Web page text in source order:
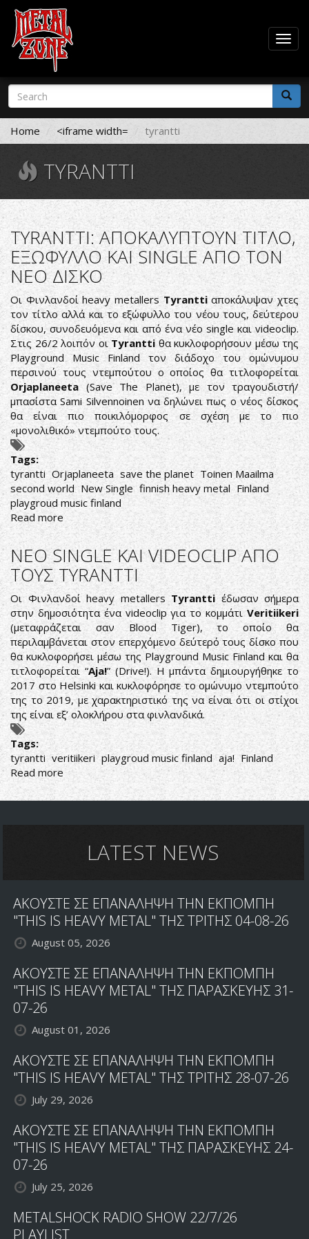
Skip
main
content
Search
form
Search
Home <iframe width= tyrantti
TYRANTTI
TYRANTTI: ΑΠΟΚΑΛΥΠΤΟΥΝ ΤΙΤΛΟ,
ΕΞΩΦΥΛΛΟ ΚΑΙ SINGLE ΑΠΟ ΤΟΝ
ΝΕΟ ΔΙΣΚΟ
Οι Φινλανδοί heavy metallers Tyranttiαποκάλυψαν χτες
τον τίτλο αλλά και το εξώφυλλο του νέου τους, δεύτερου
δίσκου, συνοδευόμενα και από ένα νέο single και videoclip.
Στις 26/2 λοιπόν οιTyranttiθα κυκλοφορήσουν μέσω της
Playground Music Finland τον διάδοχο του ομώνυμου
περσινού τους ντεμπούτου ο οποίος θα τιτλοφορείται
Orjaplaneeta (Save The Planet), με τον τραγουδιστή/
μπασίστα Sami Silvennoinen να δηλώνει πως ο νέος δίσκος
θα είναι πιο ποικιλόμορφος σε σχέση με το πιο
«μονολιθικό» ντεμπούτο τους.
Tags:
tyrantti Orjaplaneeta save the planet Toinen Maailma
second world New Single finnish heavy metal Finland
playgroud music finland
Read more about
TYRANTTI:
ΑΠΟΚΑΛΥΠΤΟΥΝ
ΤΙΤΛΟ,
ΕΞΩΦΥΛΛΟ
ΚΑΙ
SINGLE
ΑΠΟ
ΤΟΝ
ΝΕΟ
ΔΙΣΚΟ
ΝΕΟ SINGLE KAI VIDEOCLIP ΑΠΟ
ΤΟΥΣ TYRANTTI
Οι Φινλανδοί heavy metallersTyranttiέδωσαν σήμερα
στην δημοσιότητα ένα videoclip για το κομμάτιVeritiikeri
(μεταφράζεται σαν Blood Tiger), το οποίο θα
περιλαμβάνεται στον επερχόμενο δεύτερό τους δίσκο που
θα κυκλοφορήσει μέσω της Playground Music Finland και θα
τιτλοφορείται “Aja!” (Drive!). Η μπάντα δημιουργήθηκε το
2017 στο Helsinki και κυκλοφόρησε το ομώνυμο ντεμπούτο
της το 2019, με χαρακτηριστικό της να είναι ότι οι στίχοι
της είναι εξ’ ολοκλήρου στα φινλανδικά.
Tags:
tyrantti veritiikeri playgroud music finland aja! Finland
Read more about
ΝΕΟ
SINGLE
ΤΟΥΣLATEST NEWS
ΑΚΟΥΣΤΕ ΣΕ ΕΠΑΝΑΛΗΨΗ ΤΗΝ ΕΚΠΟΜΠΗ
"THIS IS HEAVY METAL" ΤΗΣ ΤΡΙΤΗΣ 04-08-26
August 05, 2026
ΑΚΟΥΣΤΕ ΣΕ ΕΠΑΝΑΛΗΨΗ ΤΗΝ ΕΚΠΟΜΠΗ
"THIS IS HEAVY METAL" ΤΗΣ ΠΑΡΑΣΚΕΥΗΣ 31-
07-26
August 01, 2026
ΑΚΟΥΣΤΕ ΣΕ ΕΠΑΝΑΛΗΨΗ ΤΗΝ ΕΚΠΟΜΠΗ
"THIS IS HEAVY METAL" ΤΗΣ ΤΡΙΤΗΣ 28-07-26
July 29, 2026
ΑΚΟΥΣΤΕ ΣΕ ΕΠΑΝΑΛΗΨΗ ΤΗΝ ΕΚΠΟΜΠΗ
"THIS IS HEAVY METAL" ΤΗΣ ΠΑΡΑΣΚΕΥΗΣ 24-
07-26
July 25, 2026
METALSHOCK RADIO SHOW 22/7/26
PLAYLIST